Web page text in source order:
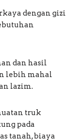
dengan gizi
dan hasil
lebih mahal
lazim.
truk
pada
tanah, biaya